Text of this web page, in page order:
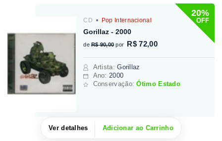
20%
OFF
CD Pop Internacional
Gorillaz - 2000
de R$ 90,00 por R$ 72,00
Artista:Gorillaz
Ano: 2000
Conservação:Ótimo Estado
Ver detalhes Adicionar ao Carrinho